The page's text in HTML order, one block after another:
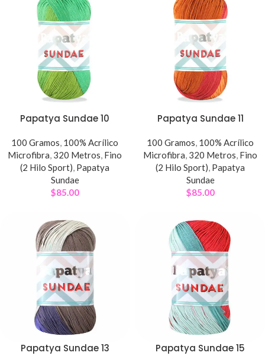
Papatya Sundae 10
100 Gramos, 100% Acrílico
Microfibra, 320 Metros, Fino
(2 Hilo Sport), Papatya
Sundae
$85.00
Papatya Sundae 11
100 Gramos, 100% Acrílico
Microfibra, 320 Metros, Fino
(2 Hilo Sport), Papatya
Sundae
$85.00
Papatya Sundae 13 Papatya Sundae 15